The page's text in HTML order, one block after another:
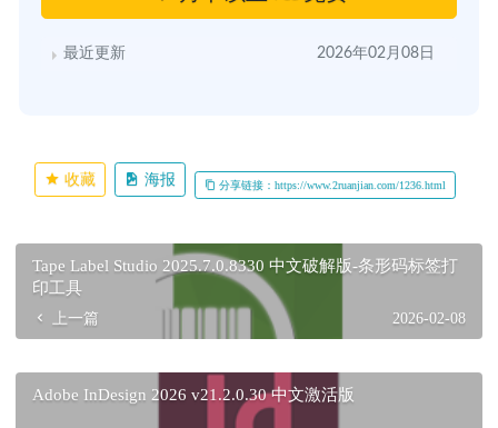
最近更新 2026年02月08日
收藏 海报 分享链接：https://www.2ruanjian.com/1236.html
Tape Label Studio 2025.7.0.8330 中文破解版-条形码标签打
印工具
上一篇 2026-02-08
Adobe InDesign 2026 v21.2.0.30 中文激活版